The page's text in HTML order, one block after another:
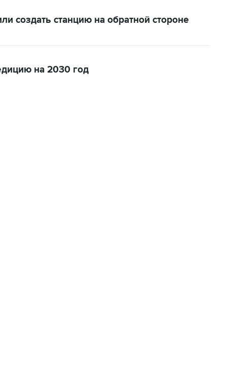
создать станцию на обратной стороне
на 2030 год